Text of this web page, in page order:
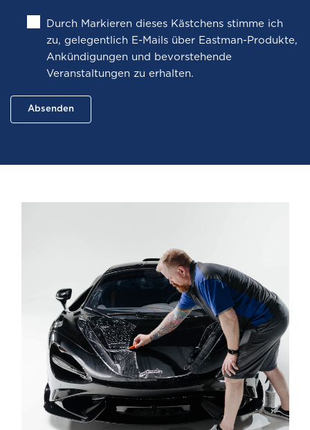
Durch Markieren dieses Kästchens stimme ich
zu, gelegentlich E-Mails über Eastman-Produkte,
Ankündigungen und bevorstehende
Veranstaltungen zu erhalten.
Absenden